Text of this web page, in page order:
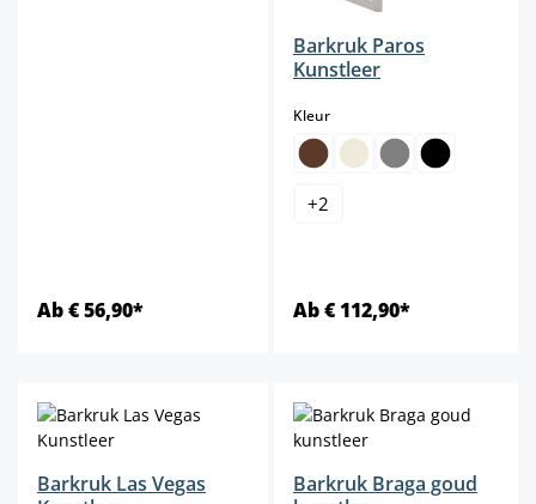
Ab € 56,90*
Barkruk Paros
Kunstleer
Kleurselect
+2
Ab € 112,90*
Barkruk Las Vegas
Barkruk Braga goud